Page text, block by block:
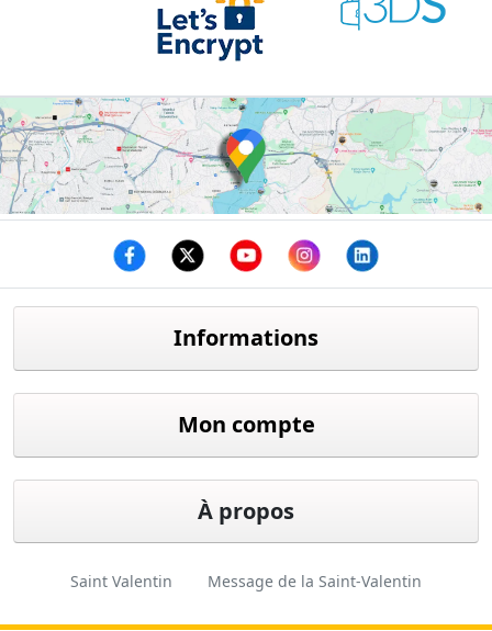
Informations
Mon compte
À propos
Saint Valentin Message de la Saint-Valentin